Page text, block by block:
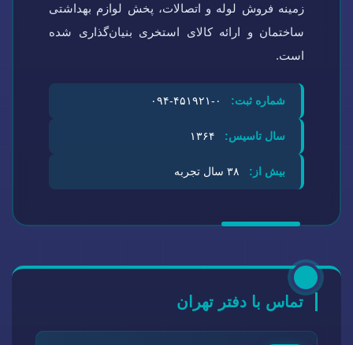
زمینه فروش لوله و اتصالات، پخش لوازم بهداشتی
ساختمان و ارائه کالای استخری بنیان‌گذاری شده
است.
شماره ثبت:
سال تاسیس:
بیش از:
تماس با دفتر تهران